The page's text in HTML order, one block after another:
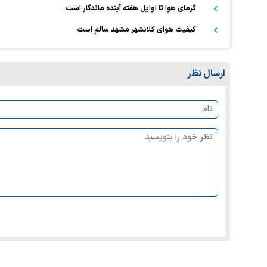
گرمای هوا تا اوایل هفته آینده ماندگار است
کیفیت هوای کلانشهر مشهد سالم است
ارسال نظر